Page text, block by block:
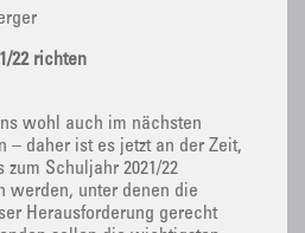
22 richten
wohl auch im nächsten
– daher ist es jetzt an der Zeit,
zum Schuljahr 2021/22
werden, unter denen die
Herausforderung gerecht